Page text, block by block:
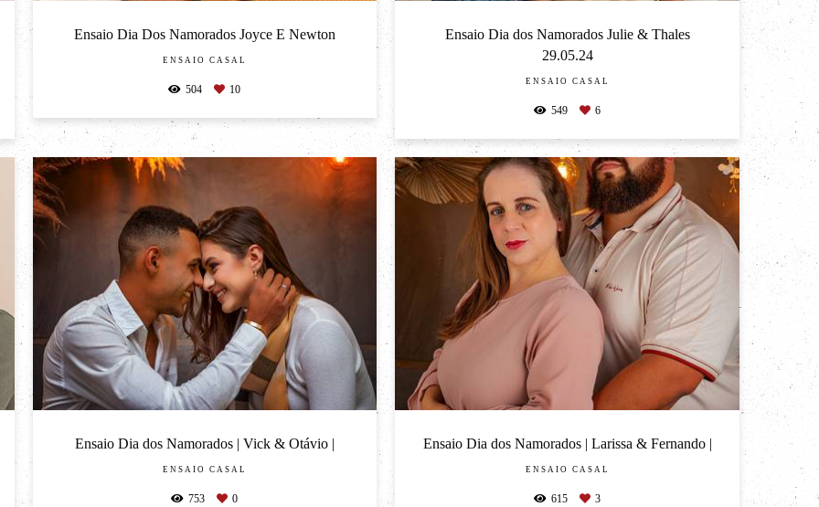
Ensaio Dia Dos Namorados Joyce E Newton
ENSAIO CASAL
504 10
Ensaio Dia dos Namorados Julie & Thales
29.05.24
ENSAIO CASAL
549 6
Ensaio Dia dos Namorados | Vick & Otávio |
ENSAIO CASAL
753 0
Ensaio Dia dos Namorados | Larissa & Fernando |
ENSAIO CASAL
615 3